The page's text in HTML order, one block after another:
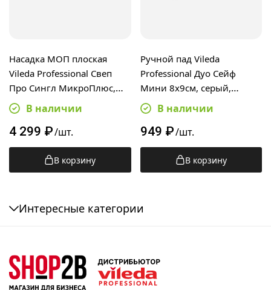
Насадка МОП плоская
Vileda Professional Свеп
Про Сингл МикроПлюс,
50см, серая, 171377
В наличии
4 299 ₽/шт.
В корзину
Ручной пад Vileda
Professional Дуо Сейф
Мини 8х9см, серый,
147490В наличии
949 ₽/шт.
В корзину
Интересные категории